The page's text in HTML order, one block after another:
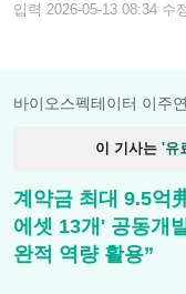
입력 2026-05-13 08:34 수
바이오스펙테이터 이주
이 기사는 '유
계약금 최대 9.5억
에셋 13개' 공동개
완적 역량 활용”